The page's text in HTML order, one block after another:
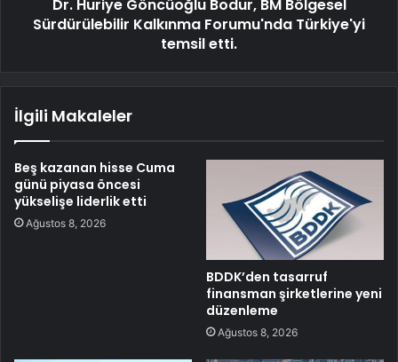
Dr. Huriye Göncüoğlu Bodur, BM Bölgesel
Sürdürülebilir Kalkınma Forumu'nda Türkiye'yi
temsil etti.
İlgili Makaleler
Beş kazanan hisse Cuma
günü piyasa öncesi
yükselişe liderlik etti
Ağustos 8, 2026
BDDK’den tasarruf
finansman şirketlerine yeni
düzenleme
Ağustos 8, 2026